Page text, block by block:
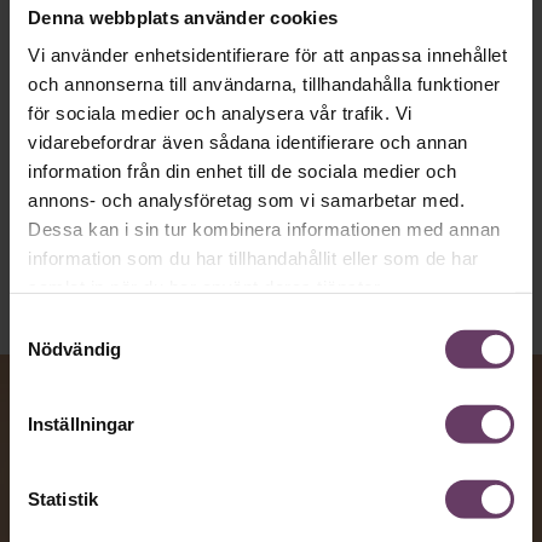
Denna webbplats använder cookies
Vi använder enhetsidentifierare för att anpassa innehållet
och annonserna till användarna, tillhandahålla funktioner
för sociala medier och analysera vår trafik. Vi
vidarebefordrar även sådana identifierare och annan
information från din enhet till de sociala medier och
annons- och analysföretag som vi samarbetar med.
Dessa kan i sin tur kombinera informationen med annan
information som du har tillhandahållit eller som de har
Nödvändig
Inställningar
Statistik
artighetsfraser, men gärna stavfel – vara
vägen för den som vill nå fram till
toppcheferna?
Kommunikation
Text:Fredrik Kullberg
Publicerad2026-08-07